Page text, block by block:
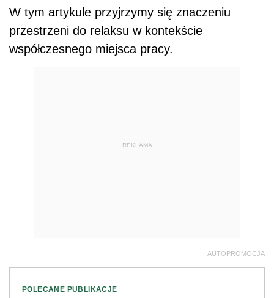
W tym artykule przyjrzymy się znaczeniu
przestrzeni do relaksu w kontekście
współczesnego miejsca pracy.
REKLAMA
AUTOPROMOCJA
POLECANE PUBLIKACJE